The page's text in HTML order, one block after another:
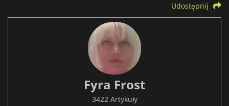
Udostępnij
Fyra Frost
3422 Artykuły